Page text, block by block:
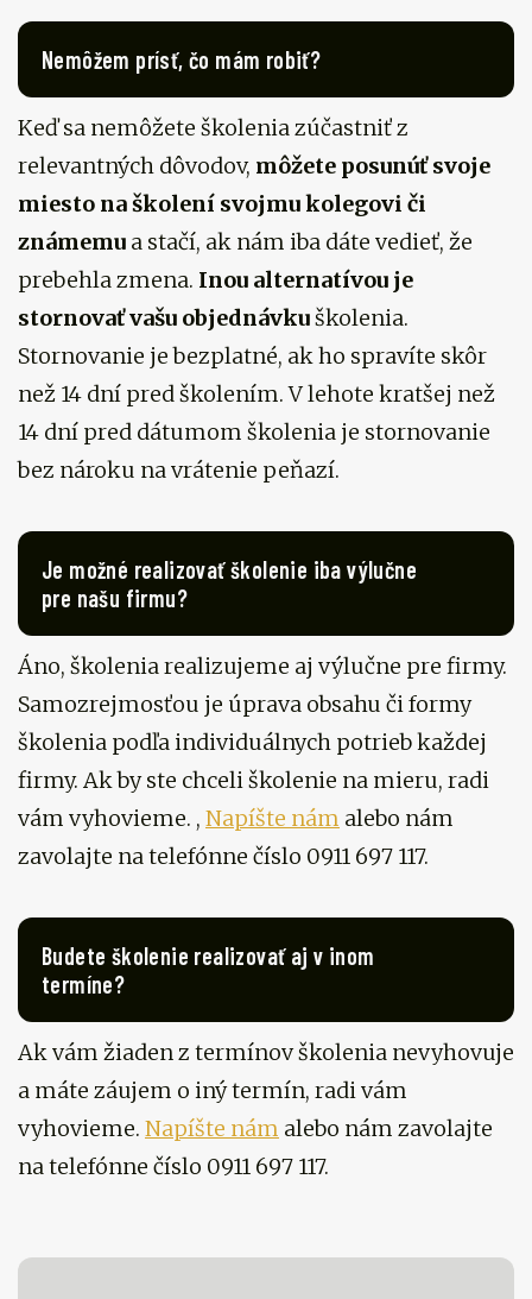
Nemôžem prísť, čo mám robiť?
Keď sa nemôžete školenia zúčastniť z
relevantných dôvodov, môžete posunúť svoje
miesto na školení svojmu kolegovi či
známemu a stačí, ak nám iba dáte vedieť, že
prebehla zmena. Inou alternatívou je
stornovať vašu objednávkuškolenia.
Stornovanie je bezplatné, ak ho spravíte skôr
než 14 dní pred školením. V lehote kratšej než
14 dní pred dátumom školenia je stornovanie
bez nároku na vrátenie peňazí.
Je možné realizovať školenie iba výlučne
pre našu firmu?
Áno, školenia realizujeme aj výlučne pre firmy.
Samozrejmosťou je úprava obsahu či formy
školenia podľa individuálnych potrieb každej
firmy. Ak by ste chceli školenie na mieru, radi
vám vyhovieme. , Napíšte nám alebo nám
zavolajte na telefónne číslo 0911 697 117.
Budete školenie realizovať aj v inom
termíne?
Ak vám žiaden z termínov školenia nevyhovuje
a máte záujem o iný termín, radi vám
vyhovieme. Napíšte nám alebo nám zavolajte
na telefónne číslo 0911 697 117.